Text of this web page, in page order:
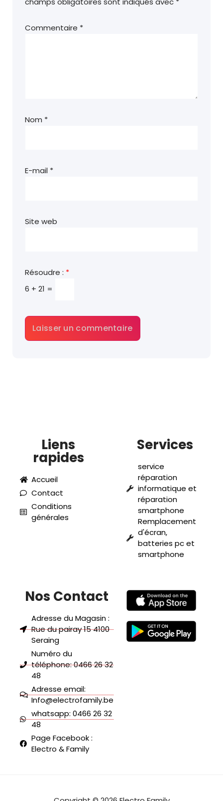
Commentaire *
Nom *
E-mail *
Site web
Résoudre : *
6 + 21 =
Liens
rapides
Accueil
Contact
Conditions
générales
Services
service
réparation
informatique et
réparation
smartphone
Remplacement
d'écran,
batteries pc et
smartphone
Nos Contact
Adresse du Magasin :
Rue du pairay 15 4100
Seraing
Numéro du
téléphone: 0466 26 32
48
Adresse email:
Info@electrofamily.be
whatsapp: 0466 26 32
48
Page Facebook :
Electro & Family